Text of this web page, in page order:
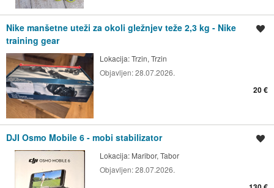
Nike manšetne uteži za okoli gležnjev teže 2,3 kg - Nike
training gear
Lokacija:Trzin, Trzin
Objavljen:28.07.2026.
20 €
DJI Osmo Mobile 6 - mobi stabilizator
Lokacija: Maribor, Tabor
Objavljen:28.07.2026.